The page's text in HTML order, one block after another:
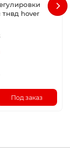
hover
Под заказ